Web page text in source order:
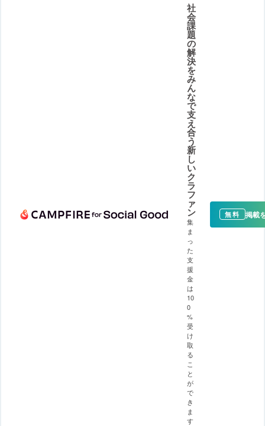
社
会
課
題
の
解
決
を
み
ん
な
で
支
え
合
う
新
し
い
ク
ラ
フ
ァ
ン
集
ま
っ
た
支
援
金
は
10
0
%
受
け
取
る
こ
と
が
で
き
ま
す
無料 掲載